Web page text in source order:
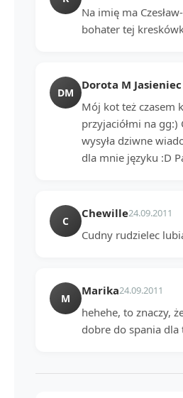
Na imię ma
bohater tej
DM
Dorota M
Mój kot też czasem
przyjaciółmi na gg:)
wysyła dziwne
dla mnie języku :D
C
Chewille24.09.2011
Cudny rudzielec
M
Marika24.09.2011
hehehe, to znaczy,
dobre do spania